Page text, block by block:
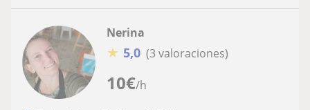
10€/h
Nerina
★ 5,0 (3 valoraciones)